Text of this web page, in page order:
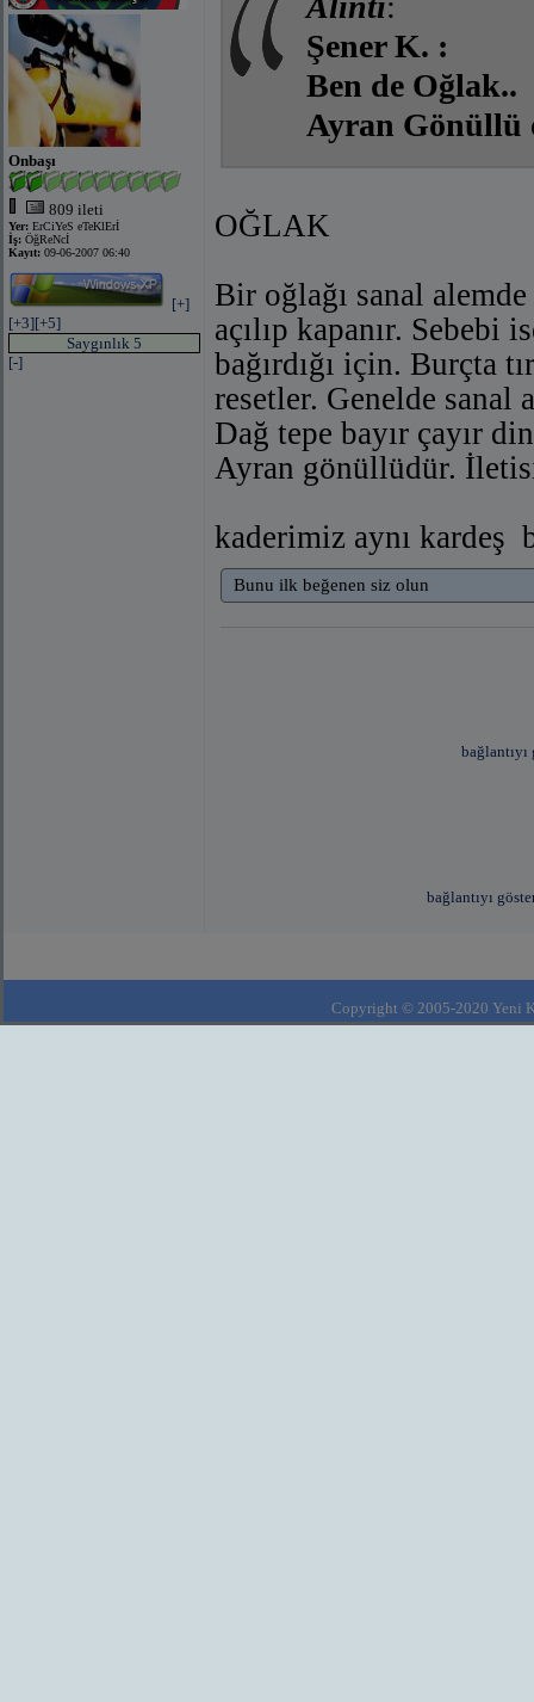
Onbaşı
809 ileti
Yer: ErCiYeS eTeKlErİ
İş: ÖğReNcİ
Kayıt: 09-06-2007 06:40
[+]
[+3][+5]
Saygınlık 5
[-]
Şener K. :
Ben de Oğlak..
Ayran
OĞLAK
Bir oğlağı sanal
açılıp kapanır. Sebebi
bağırdığı için. Burçta
resetler. Genelde sanal
Dağ tepe bayır çayır
Ayran gönüllüdür.
kaderimiz aynı kardeş
Bunu ilk beğenen siz olun
bağlantıyı
bağlantıyı
Copyright © 2005-2020 Yeni